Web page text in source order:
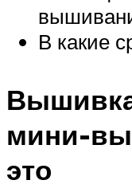
В какие
мини-
это